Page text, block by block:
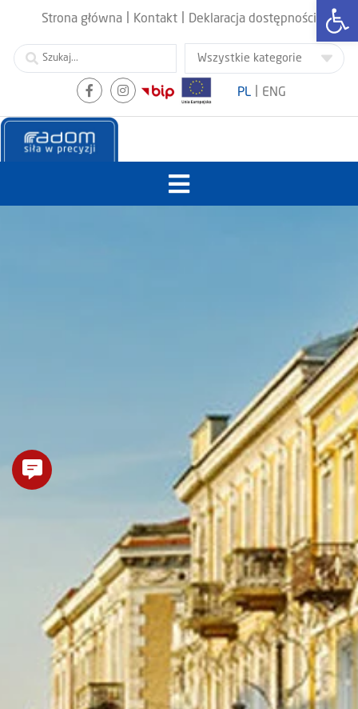
Strona główna Kontakt Deklaracja dostępności
PL ENG